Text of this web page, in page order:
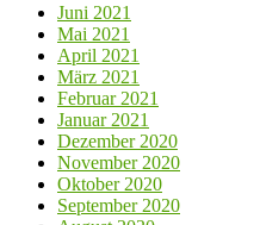
Juni 2021
Mai 2021
April 2021
März 2021
Februar 2021
Januar 2021
Dezember 2020
November 2020
Oktober 2020
September 2020